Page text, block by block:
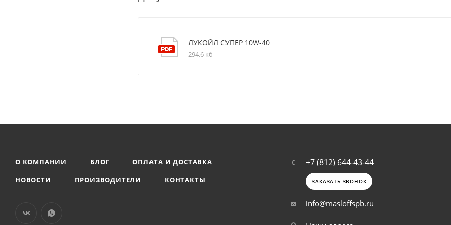
ЛУКОЙЛ СУПЕР 10W-40
294,6 кб
О КОМПАНИИ БЛОГ
ОПЛАТА И ДОСТАВКА
НОВОСТИ
ПРОИЗВОДИТЕЛИ КОНТАКТЫ
+7 (812) 644-43-44
ЗАКАЗАТЬ ЗВОНОК
info@masloffspb.ru